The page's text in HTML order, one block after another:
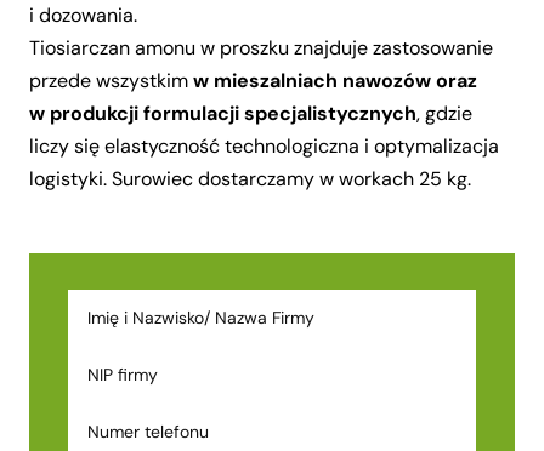
i dozowania.
Tiosiarczan amonu w proszku znajduje zastosowanie
przede wszystkimw mieszalniach nawozów oraz
w produkcji formulacji specjalistycznych, gdzie
liczy się elastyczność technologiczna i optymalizacja
logistyki. Surowiec dostarczamy w workach 25 kg.